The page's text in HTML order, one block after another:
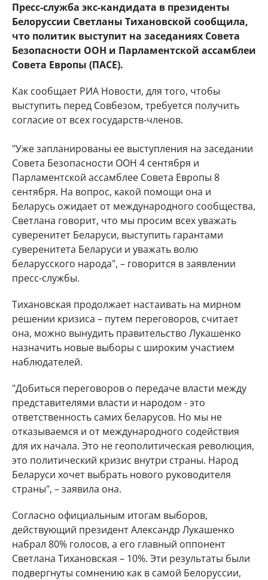
Пресс-служба экс-кандидата в президенты
Белоруссии Светланы Тихановской сообщила,
что политик выступит на заседаниях Совета
Безопасности ООН и Парламентской ассамблеи
Совета Европы (ПАСЕ).
Как сообщает РИА Новости, для того, чтобы
выступить перед Совбезом, требуется получить
согласие от всех государств-членов.
"Уже запланированы ее выступления на заседании
Совета Безопасности ООН 4 сентября и
Парламентской ассамблее Совета Европы 8
сентября. На вопрос, какой помощи она и
Беларусь ожидает от международного сообщества,
Светлана говорит, что мы просим всех уважать
суверенитет Беларуси, выступить гарантами
суверенитета Беларуси и уважать волю
беларусского народа", – говорится в заявлении
пресс-службы.
Тихановская продолжает настаивать на мирном
решении кризиса – путем переговоров, считает
она, можно вынудить правительство Лукашенко
назначить новые выборы с широким участием
наблюдателей.
"Добиться переговоров о передаче власти между
представителями власти и народом - это
ответственность самих беларусов. Но мы не
отказываемся и от международного содействия
для их начала. Это не геополитическая революция,
это политический кризис внутри страны. Народ
Беларуси хочет выбрать нового руководителя
страны", – заявила она.
Согласно официальным итогам выборов,
действующий президент Александр Лукашенко
набрал 80% голосов, а его главный оппонент
Светлана Тихановская – 10%. Эти результаты были
подвергнуты сомнению как в самой Белоруссии,